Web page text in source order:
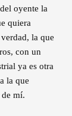
oyente la
quiera
la que
con un
ya es otra
la que
de mí.